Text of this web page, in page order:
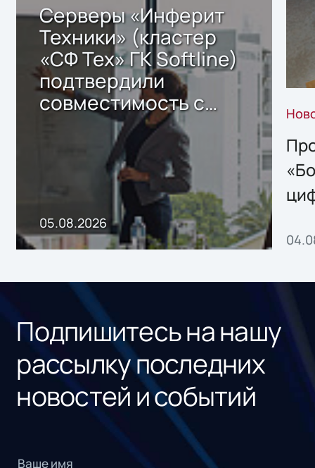
Серверы «Инферит
Техники» (кластер
«СФ Тех» ГК Softline)
подтвердили
совместимость с
решением Sharx
Storage 2.x для
хранения данных
05.08.2026
Подпишитесь на нашу
рассылку последних
новостей и событий